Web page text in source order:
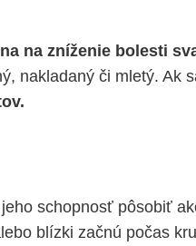
na zníženie bolesti
nakladaný či mletý. Ak
schopnosť pôsobiť
blízki začnú počas